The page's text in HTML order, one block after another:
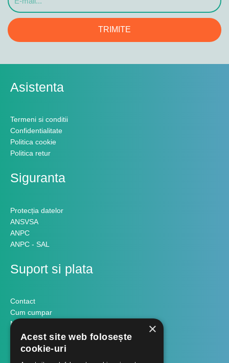
mail...
TRIMITE
Asistenta
Termeni si conditii
Confidentialitate
Politica cookie
Politica retur
Siguranta
Protecția datelor
ANSVSA
ANPC
ANPC - SAL
Suport si plata
Contact
Cum cumpar
Modalitati plata
Formular retur
Contact
×
Acest site web folosește
cookie-uri